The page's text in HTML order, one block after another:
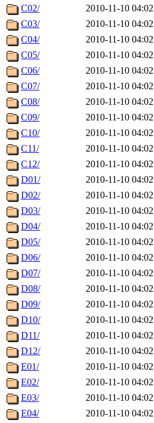
C02/
2010-11-10 04:02
C03/
2010-11-10 04:02
C04/
2010-11-10 04:02
C05/
2010-11-10 04:02
C06/
2010-11-10 04:02
C07/
2010-11-10 04:02
C08/
2010-11-10 04:02
C09/
2010-11-10 04:02
C10/
2010-11-10 04:02
C11/
2010-11-10 04:02
C12/
2010-11-10 04:02
D01/
2010-11-10 04:02
D02/
2010-11-10 04:02
D03/
2010-11-10 04:02
D04/
2010-11-10 04:02
D05/
2010-11-10 04:02
D06/
2010-11-10 04:02
D07/
2010-11-10 04:02
D08/
2010-11-10 04:02
D09/
2010-11-10 04:02
D10/
2010-11-10 04:02
D11/
2010-11-10 04:02
D12/
2010-11-10 04:02
E01/
2010-11-10 04:02
E02/
2010-11-10 04:02
E03/
2010-11-10 04:02
E04/
2010-11-10 04:02